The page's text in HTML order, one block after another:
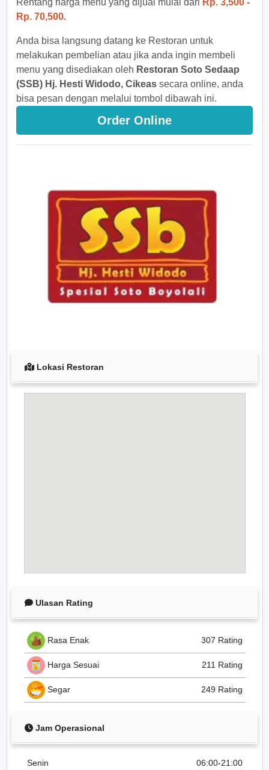
Rentang harga menu yang dijual mulai dari
Rp. 3,500 -
Rp. 70,500.
Anda bisa langsung datang ke Restoran untuk
melakukan pembelian atau jika anda ingin membeli
menu yang disediakan oleh Restoran Soto Sedaap
(SSB) Hj. Hesti Widodo, Cikeas secara online, anda
bisa pesan dengan melalui tombol dibawah ini.
Order Online
Lokasi Restoran
Ulasan Rating
Rasa Enak 307 Rating
Harga Sesuai 211 Rating
Segar 249 Rating
Jam Operasional
Senin
06:00-21:00